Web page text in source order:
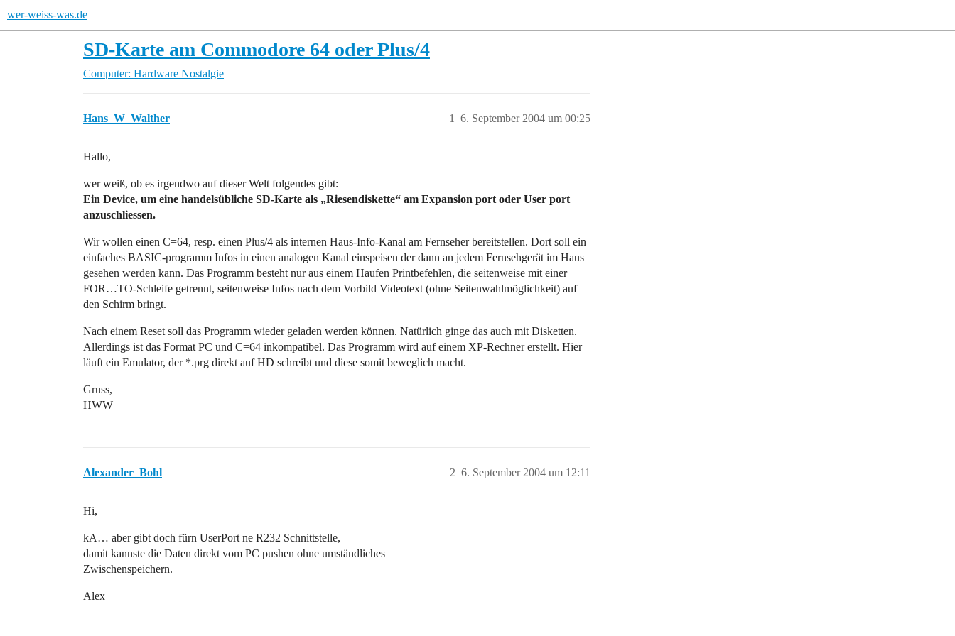
wer-weiss-was.de
SD-Karte am Commodore 64 oder Plus/4
Computer: Hardware Nostalgie
Hans_W_Walther 6. September 2004 um 00:25
1
Hallo,
wer weiß, ob es irgendwo auf dieser Welt folgendes gibt:
Ein Device, um eine handelsübliche SD-Karte als „Riesendiskette“ am Expansion port oder User port
anzuschliessen.
Wir wollen einen C=64, resp. einen Plus/4 als internen Haus-Info-Kanal am Fernseher bereitstellen. Dort soll ein
einfaches BASIC-programm Infos in einen analogen Kanal einspeisen der dann an jedem Fernsehgerät im Haus
gesehen werden kann. Das Programm besteht nur aus einem Haufen Printbefehlen, die seitenweise mit einer
FOR…TO-Schleife getrennt, seitenweise Infos nach dem Vorbild Videotext (ohne Seitenwahlmöglichkeit) auf
den Schirm bringt.
Nach einem Reset soll das Programm wieder geladen werden können. Natürlich ginge das auch mit Disketten.
Allerdings ist das Format PC und C=64 inkompatibel. Das Programm wird auf einem XP-Rechner erstellt. Hier
läuft ein Emulator, der *.prg direkt auf HD schreibt und diese somit beweglich macht.
Gruss,
HWW
Alexander_Bohl 6. September 2004 um 12:11
2
Hi,
kA… aber gibt doch fürn UserPort ne R232 Schnittstelle,
damit kannste die Daten direkt vom PC pushen ohne umständliches
Zwischenspeichern.
Alex